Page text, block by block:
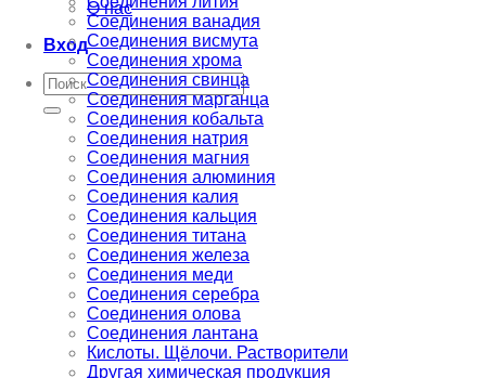
О нас
Вход
Искать:
Соединения ванадия
Соединения висмута
Соединения хрома
Соединения свинца
Соединения марганца
Соединения кобальта
Соединения натрия
Соединения магния
Соединения алюминия
Соединения калия
Соединения кальция
Соединения титана
Соединения железа
Соединения меди
Соединения серебра
Соединения олова
Соединения лантана
Кислоты. Щёлочи. Растворители
Другая химическая продукция